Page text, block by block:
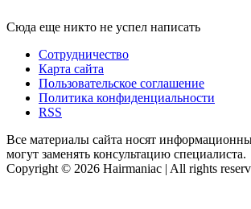
Сюда еще никто не успел написать
Сотрудничество
Карта сайта
Пользовательское соглашение
Политика конфиденциальности
RSS
Все материалы сайта носят
могут заменять консультацию специалиста.
Copyright © 2026 Hairmaniac | All rights